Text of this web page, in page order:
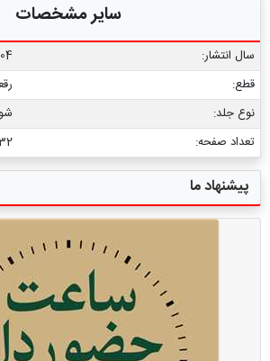
سایر مشخصات
سال انتشار:
قطع:
نوع جلد:
تعداد صفحه:
پیشنهاد ما